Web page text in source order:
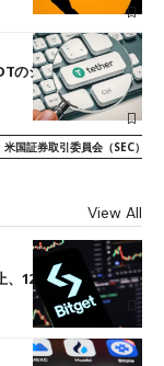
のシェアは60%を突
米国証券取引委員会（SEC）
View All
12月末に強制決済